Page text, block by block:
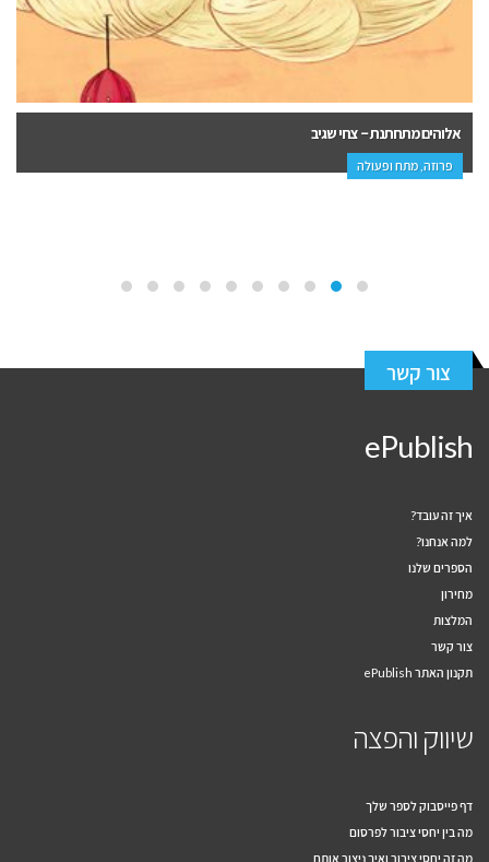
אלוהים מתחתנת – צחי שגיב
פרוזה, מתח ופעולה
צור קשר
ePublish
איך זה עובד?
למה אנחנו?
הספרים שלנו
מחירון
המלצות
צור קשר
תקנון האתר ePublish
שיווק והפצה
דף פייסבוק לספר שלך
מה בין יחסי ציבור לפרסום
מה זה יחסי ציבור ואיך ניצור אותם